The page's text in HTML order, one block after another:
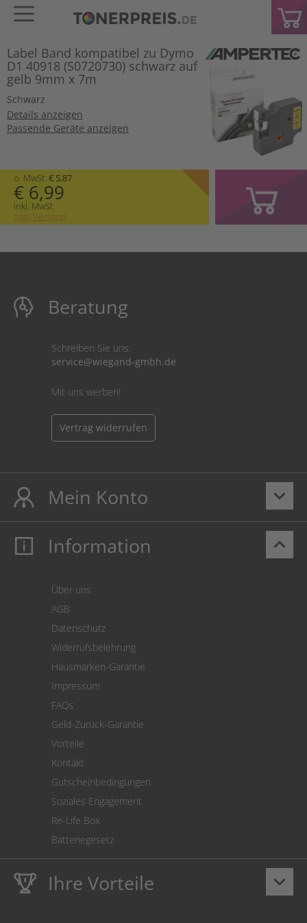
Label Band kompatibel zu Dymo
D1 40918 (S0720730) schwarz auf
gelb 9mm x 7m
Schwarz
Details anzeigen
Passende Geräte anzeigen
o. MwSt. € 5,87
€ 6,99
inkl. MwSt.
zzgl. Versand
Beratung
Schreiben Sie uns:
service@wiegand-gmbh.de
Mit uns werben!
Vertrag widerrufen
keyboard_arrow_down
Mein Konto
Mein Konto
Cookie Einstellungen
keyboard_arrow_up
Information
Über uns
AGB
Datenschutz
Widerrufsbelehrung
Hausmarken-Garantie
Impressum
FAQs
Geld-Zurück-Garantie
Vorteile
Kontakt
Gutscheinbedingungen
Soziales Engagement
Re-Life Box
Batteriegesetz
keyboard_arrow_down
Ihre Vorteile